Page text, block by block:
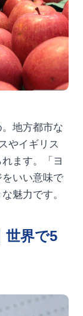
地方都市な
やイギリス
ます。「ヨ
いい意味で
魅力です。
界で5